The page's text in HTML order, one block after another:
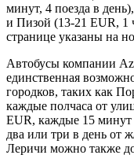
минут, 4 поезда в
и Пизой (13-21 EUR, 1
странице указаны на
Автобусы компании
единственная
городков, таких как
каждые полчаса от
EUR, каждые 15 минут
два или три в день от
Леричи можно также